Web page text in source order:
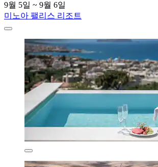
9월 5일 ~ 9월 6일
미노아 팰리스 리조트